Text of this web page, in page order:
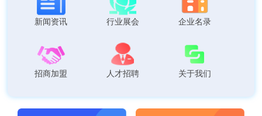
新闻资讯 行业展会 企业名录
招商加盟 人才招聘 关于我们